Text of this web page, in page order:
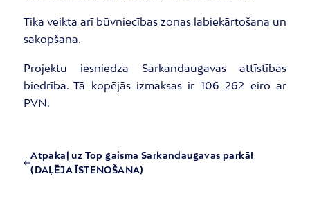
Tika veikta arī būvniecības zonas labiekārtošana un
sakopšana.
Projektu iesniedza Sarkandaugavas attīstības
biedrība. Tā kopējās izmaksas ir 106 262 eiro ar
PVN.
Atpakaļ uz Top gaisma Sarkandaugavas parkā!
(DAĻĒJA ĪSTENOŠANA)